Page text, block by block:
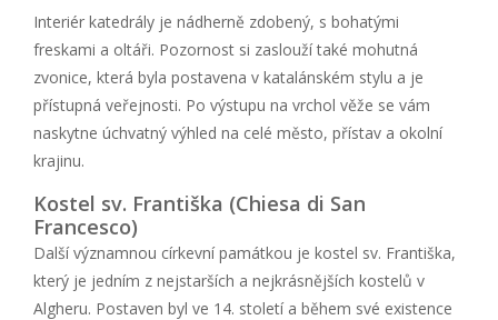
Interiér katedrály je nádherně zdobený, s bohatými
freskami a oltáři. Pozornost si zaslouží také mohutná
zvonice, která byla postavena v katalánském stylu a je
přístupná veřejnosti. Po výstupu na vrchol věže se vám
naskytne úchvatný výhled na celé město, přístav a okolní
krajinu.
Kostel sv. Františka (Chiesa di San
Francesco)
Další významnou církevní památkou je kostel sv. Františka,
který je jedním z nejstarších a nejkrásnějších kostelů v
Algheru. Postaven byl ve 14. století a během své existence